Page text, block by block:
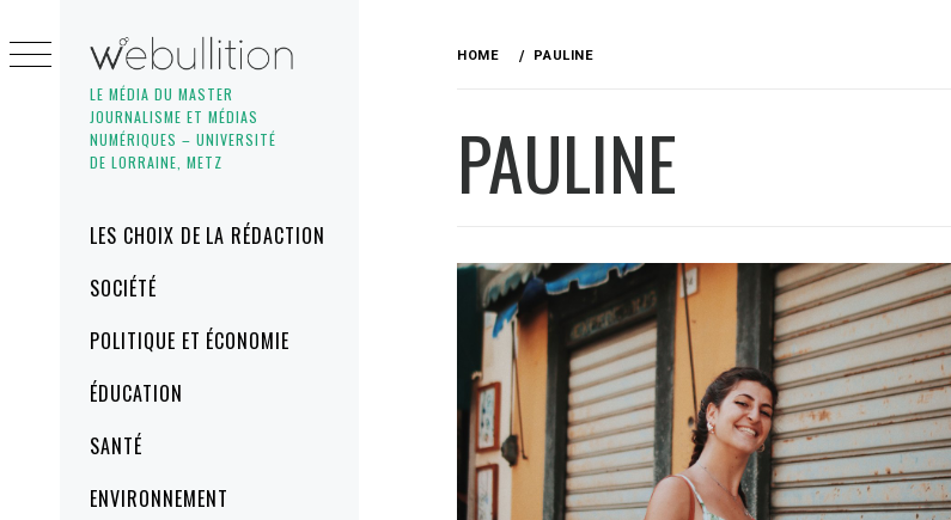
LE MÉDIA DU MASTER
JOURNALISME ET MÉDIAS
NUMÉRIQUES – UNIVERSITÉ
DE LORRAINE, METZ
MenuLES CHOIX DE LA RÉDACTION
SOCIÉTÉ
POLITIQUE ET ÉCONOMIE
ÉDUCATION
SANTÉ
ENVIRONNEMENT
to
content
HOME PAULINE
PAULINE